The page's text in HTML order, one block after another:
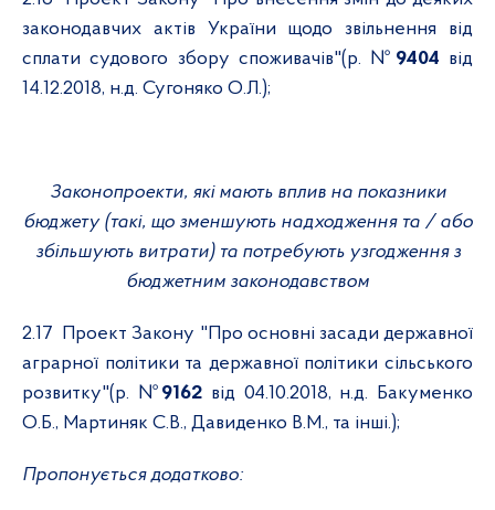
законодавчих актів України щодо звільнення від
сплати судового збору споживачів"(р. № 9404 від
14.12.2018, н.д. Сугоняко О.Л.);
Законопроекти, які мають вплив на показники
бюджету (такі, що зменшують надходження та / або
збільшують витрати) та потребують узгодження з
бюджетним законодавством
2.17
Проект Закону "Про основні засади державної
аграрної політики та державної політики сільського
розвитку"(р. № 9162 від 04.10.2018, н.д. Бакуменко
О.Б., Мартиняк С.В., Давиденко В.М., та інші.);
Пропонується додатково: